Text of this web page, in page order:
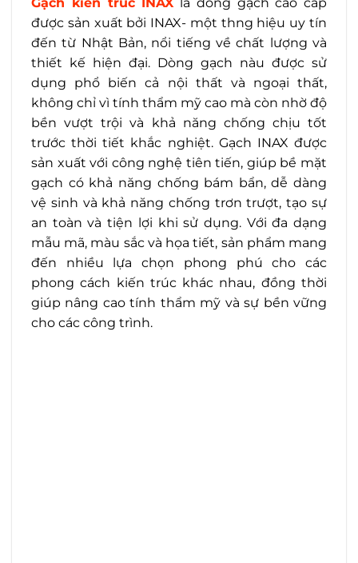
được sản xuất bởi INAX- một thng hiệu uy tín
đến từ Nhật Bản, nổi tiếng về chất lượng và
thiết kế hiện đại. Dòng gạch nàu được sử
dụng phổ biến cả nội thất và ngoại thất,
không chỉ vì tính thẩm mỹ cao mà còn nhờ độ
bền vượt trội và khả năng chống chịu tốt
trước thời tiết khắc nghiệt. Gạch INAX được
sản xuất với công nghệ tiên tiến, giúp bề mặt
gạch có khả năng chống bám bẩn, dễ dàng
vệ sinh và khả năng chống trơn trượt, tạo sự
an toàn và tiện lợi khi sử dụng. Với đa dạng
mẫu mã, màu sắc và họa tiết, sản phẩm mang
đến nhiều lựa chọn phong phú cho các
phong cách kiến trúc khác nhau, đồng thời
giúp nâng cao tính thẩm mỹ và sự bền vững
cho các công trình.